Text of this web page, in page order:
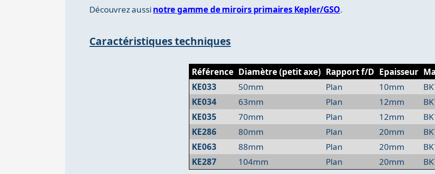
Découvrez aussi notre gamme de miroirs primaires Kepler/GSO.
Caractéristiques techniques
Référence Diamètre (petit axe) Rapport f/D Epaisseur
KE033
50mm Plan 10mm
KE034
63mm Plan 12mm
KE035
70mm Plan 12mm
KE286
80mm Plan 20mm
KE063
88mm Plan 20mm
KE287
104mm Plan 20mm